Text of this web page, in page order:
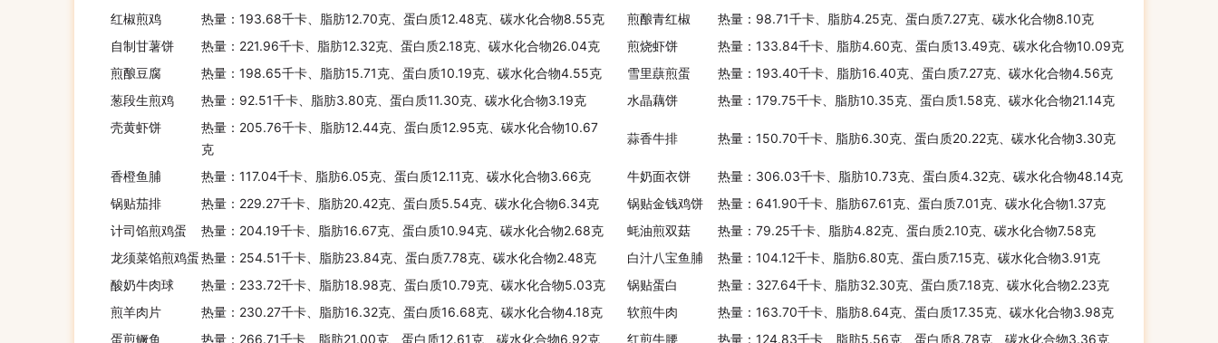
红椒煎鸡
热量：193.68千卡、脂肪12.70克、蛋白质12.48克、碳水化合物8.55克 煎酿青红椒
热量：98.71千卡、脂肪4.25克、蛋白质7.27克、碳水化合物8.10克
自制甘薯饼
热量：221.96千卡、脂肪12.32克、蛋白质2.18克、碳水化合物26.04克 煎烧虾饼
热量：133.84千卡、脂肪4.60克、蛋白质13.49克、碳水化合物10.09克
煎酿豆腐
热量：198.65千卡、脂肪15.71克、蛋白质10.19克、碳水化合物4.55克 雪里蕻煎蛋
热量：193.40千卡、脂肪16.40克、蛋白质7.27克、碳水化合物4.56克
葱段生煎鸡
热量：92.51千卡、脂肪3.80克、蛋白质11.30克、碳水化合物3.19克 水晶藕饼
热量：179.75千卡、脂肪10.35克、蛋白质1.58克、碳水化合物21.14克
壳黄虾饼
热量：205.76千卡、脂肪12.44克、蛋白质12.95克、碳水化合物10.67
克
蒜香牛排 热量：150.70千卡、脂肪6.30克、蛋白质20.22克、碳水化合物3.30克
香橙鱼脯 热量：117.04千卡、脂肪6.05克、蛋白质12.11克、碳水化合物3.66克 牛奶面衣饼
热量：306.03千卡、脂肪10.73克、蛋白质4.32克、碳水化合物48.14克
锅贴茄排
热量：229.27千卡、脂肪20.42克、蛋白质5.54克、碳水化合物6.34克 锅贴金钱鸡饼
热量：641.90千卡、脂肪67.61克、蛋白质7.01克、碳水化合物1.37克
计司馅煎鸡蛋
热量：204.19千卡、脂肪16.67克、蛋白质10.94克、碳水化合物2.68克 蚝油煎双菇
热量：79.25千卡、脂肪4.82克、蛋白质2.10克、碳水化合物7.58克
龙须菜馅煎鸡蛋热量：254.51千卡、脂肪23.84克、蛋白质7.78克、碳水化合物2.48克 白汁八宝鱼脯
热量：104.12千卡、脂肪6.80克、蛋白质7.15克、碳水化合物3.91克
酸奶牛肉球
热量：233.72千卡、脂肪18.98克、蛋白质10.79克、碳水化合物5.03克 锅贴蛋白
热量：327.64千卡、脂肪32.30克、蛋白质7.18克、碳水化合物2.23克
煎羊肉片
热量：230.27千卡、脂肪16.32克、蛋白质16.68克、碳水化合物4.18克 软煎牛肉
热量：163.70千卡、脂肪8.64克、蛋白质17.35克、碳水化合物3.98克
蛋煎鳜鱼
热量：266.71千卡、脂肪21.00克、蛋白质12.61克、碳水化合物6.92克 红煎牛腰 热量：124.83千卡、脂肪5.56克、蛋白质8.78克、碳水化合物3.36克